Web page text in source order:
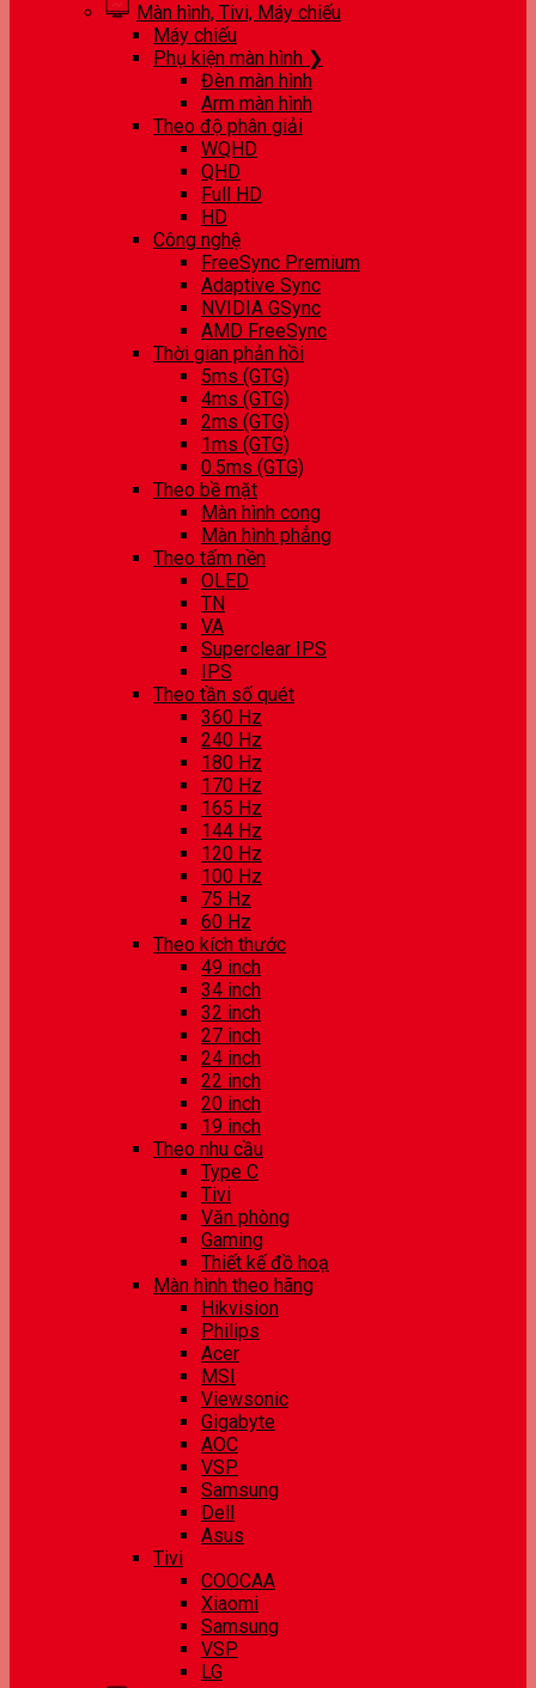
Màn hình, Tivi, Máy chiếu
Máy chiếu
Phụ kiện màn hình ❯
Đèn màn hình
Arm màn hình
Theo độ phân giải
WQHD
QHD
Full HD
HD
Công nghệ
FreeSync Premium
Adaptive Sync
NVIDIA GSync
AMD FreeSync
Thời gian phản hồi
5ms (GTG)
4ms (GTG)
2ms (GTG)
1ms (GTG)
0.5ms (GTG)
Theo bề mặt
Màn hình cong
Màn hình phẳng
Theo tấm nền
OLED
TN
VA
Superclear IPS
IPS
Theo tần số quét
360 Hz
240 Hz
180 Hz
170 Hz
165 Hz
144 Hz
120 Hz
100 Hz
75 Hz
60 Hz
Theo kích thước
49 inch
34 inch
32 inch
27 inch
24 inch
22 inch
20 inch
19 inch
Theo nhu cầu
Type C
Tivi
Văn phòng
Gaming
Thiết kế đồ hoạ
Màn hình theo hãng
Hikvision
Philips
Acer
MSI
Viewsonic
Gigabyte
AOC
VSP
Samsung
Dell
Asus
Tivi
COOCAA
Xiaomi
Samsung
VSP
LG